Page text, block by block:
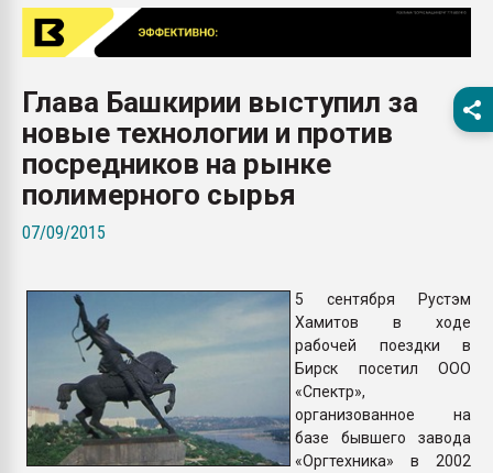
первый план в
28.07.2026
ситуацией на
Глава Башкирии выступил за
новые технологии и против
посредников на рынке
полимерного сырья
07/09/2015
5 сентября Рустэм
Хамитов в ходе
рабочей поездки в
Бирск посетил ООО
«Спектр»,
организованное на
базе бывшего завода
«Оргтехника» в 2002